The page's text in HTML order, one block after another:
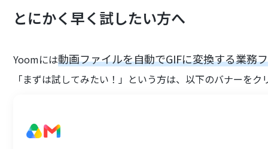
とにかく早く試したい方へ
Yoomには動画ファイルを自動でGIFに変換する業務
「まずは試してみたい！」という方は、以下のバナーを